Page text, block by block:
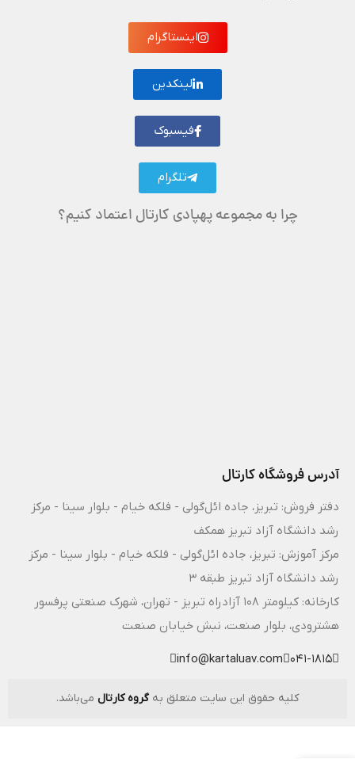
اینستاگرام
لینکدین
فیسبوک
تلگرام
چرا به مجموعه پهپادی کارتال اعتماد کنیم؟
آدرس فروشگاه کارتال
دفتر فروش: تبریز، جاده ائل‌گولی - فلکه خیام - بلوار سینا - مرکز
رشد دانشگاه آزاد تبریز همکف
مرکز آموزش: تبریز، جاده ائل‌گولی - فلکه خیام - بلوار سینا - مرکز
رشد دانشگاه آزاد تبریز طبقه 3
کارخانه: کیلومتر ۱۰۸ آزادراه تبریز - تهران، شهرک صنعتی پرفسور
هشترودی، بلوار صنعت، نبش خیابان صنعت
041-1815
info@kartaluav.com
کلیه حقوق این سایت متعلق بهگروه کارتال می‌باشد.